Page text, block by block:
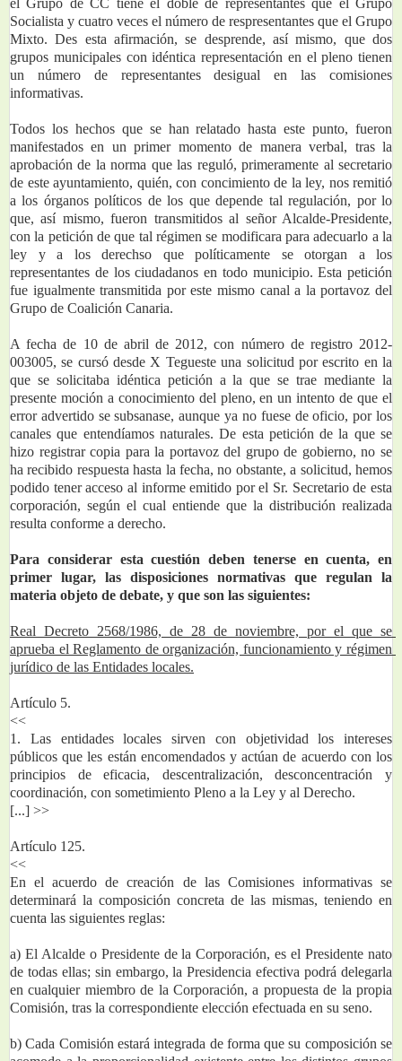
el Grupo de CC tiene el doble de representantes que el Grupo
Socialista y cuatro veces el número de respresentantes que el Grupo
Mixto. Des esta afirmación, se desprende, así mismo, que dos
grupos municipales con idéntica representación en el pleno tienen
un número de representantes desigual en las comisiones
informativas.
Todos los hechos que se han relatado hasta este punto, fueron
manifestados en un primer momento de manera verbal, tras la
aprobación de la norma que las reguló, primeramente al secretario
de este ayuntamiento, quién, con concimiento de la ley, nos remitió
a los órganos políticos de los que depende tal regulación, por lo
que, así mismo, fueron transmitidos al señor Alcalde-Presidente,
con la petición de que tal régimen se modificara para adecuarlo a la
ley y a los derechso que políticamente se otorgan a los
representantes de los ciudadanos en todo municipio. Esta petición
fue igualmente transmitida por este mismo canal a la portavoz del
Grupo de Coalición Canaria.
A fecha de 10 de abril de 2012, con número de registro 2012-
003005, se cursó desde X Tegueste una solicitud por escrito en la
que se solicitaba idéntica petición a la que se trae mediante la
presente moción a conocimiento del pleno, en un intento de que el
error advertido se subsanase, aunque ya no fuese de oficio, por los
canales que entendíamos naturales. De esta petición de la que se
hizo registrar copia para la portavoz del grupo de gobierno, no se
ha recibido respuesta hasta la fecha, no obstante, a solicitud, hemos
podido tener acceso al informe emitido por el Sr. Secretario de esta
corporación, según el cual entiende que la distribución realizada
resulta conforme a derecho.
Para considerar esta cuestión deben tenerse en cuenta, en
primer lugar, las disposiciones normativas que regulan la
materia objeto de debate, y que son las siguientes:
Real Decreto 2568/1986, de 28 de noviembre, por el que se
aprueba el Reglamento de organización, funcionamiento y régimen
jurídico de las Entidades locales.
Artículo 5.
<<
1. Las entidades locales sirven con objetividad los intereses
públicos que les están encomendados y actúan de acuerdo con los
principios de eficacia, descentralización, desconcentración y
coordinación, con sometimiento Pleno a la Ley y al Derecho.
[...] >>
Artículo 125.
<<
En el acuerdo de creación de las Comisiones informativas se
determinará la composición concreta de las mismas, teniendo en
cuenta las siguientes reglas:
a) El Alcalde o Presidente de la Corporación, es el Presidente nato
de todas ellas; sin embargo, la Presidencia efectiva podrá delegarla
en cualquier miembro de la Corporación, a propuesta de la propia
Comisión, tras la correspondiente elección efectuada en su seno.
b) Cada Comisión estará integrada de forma que su composición se